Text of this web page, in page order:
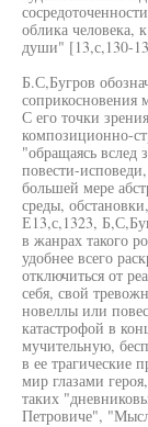
облика человека,
души" [13,с,130-
Б.С,Бугров
соприкосновения
С его точки
композиционно-
"обращаясь
повести-
большей мере
среды,
Е13,с,1323,
в жанрах такого
удобнее всего
отключиться от
себя, свой
новеллы или
катастрофой в
мучительную,
в ее трагические
мир глазами
таких
Петровиче",